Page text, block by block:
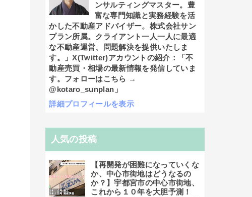
ンサルティングマスター。豊
富な専門知識と実務経験を活
かした不動産アドバイザー。株式会社サン
プラン所属。クライアント一人一人に最適
な不動産運営、問題解決を提供いたしま
す。」X(Twitter)アカウントの紹介：「不
動産売買・相場の最新情報を発信していま
す。フォローはこちら →
@kotaro_sunplan」
詳細プロフィールを表示
人気の投稿
【再開発が困難になっていくな
か、中心市街地はどうなるの
か？】宇都宮市の中心市街地、
これから１０年を大胆予測！